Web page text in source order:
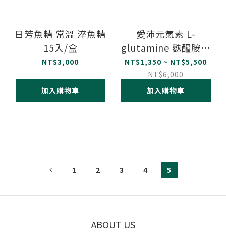
日芳魚精 常溫 淬魚精
15入/盒
NT$3,000
加入購物車
愛沛元氣素 L-
glutamine 麩醯胺酸
罐裝500g / 隨身包
5g*21包
NT$1,350 ~ NT$5,500
NT$6,000
加入購物車
1 2 3 4 5
ABOUT US